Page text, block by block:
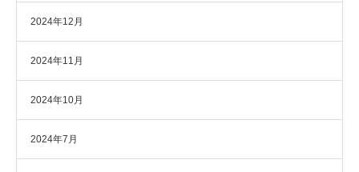
2024年12月
2024年11月
2024年10月
2024年7月